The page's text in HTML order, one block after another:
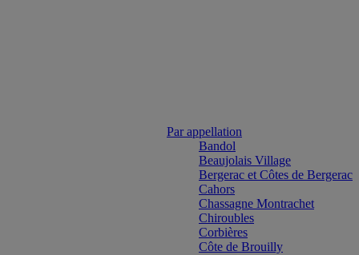
Par appellation
Bandol
Beaujolais Village
Bergerac et Côtes de Bergerac
Cahors
Chassagne Montrachet
Chiroubles
Corbières
Côte de Brouilly